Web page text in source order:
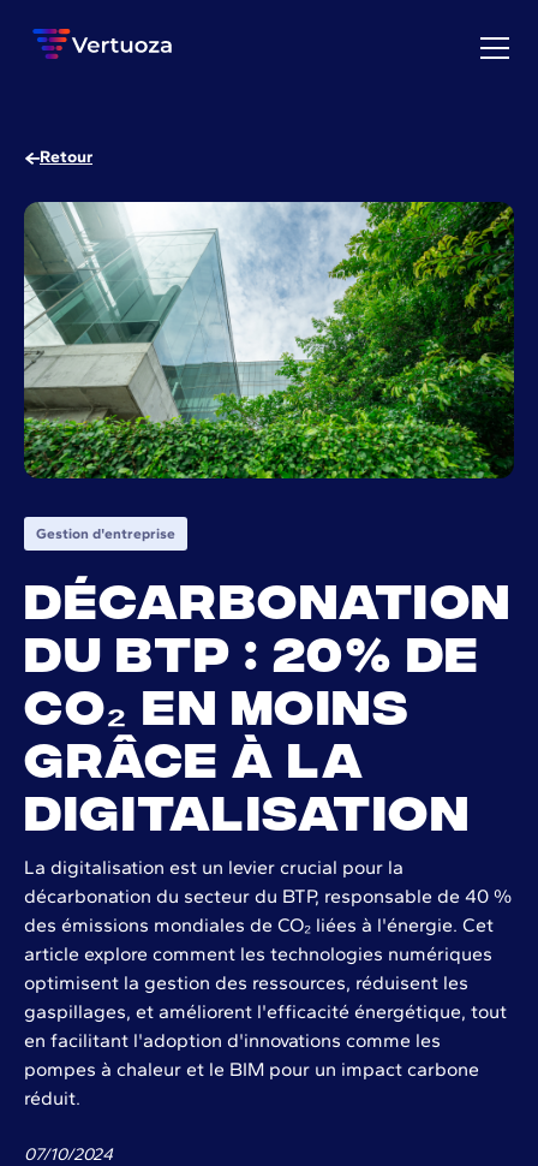
Retour
Gestion d'entreprise
Décarbonation
du BTP : 20% de
CO₂ en moins
grâce à la
digitalisation
La digitalisation est un levier crucial pour la
décarbonation du secteur du BTP, responsable de 40 %
des émissions mondiales de CO₂ liées à l'énergie. Cet
article explore comment les technologies numériques
optimisent la gestion des ressources, réduisent les
gaspillages, et améliorent l'efficacité énergétique, tout
en facilitant l'adoption d'innovations comme les
pompes à chaleur et le BIM pour un impact carbone
réduit.
07/10/2024